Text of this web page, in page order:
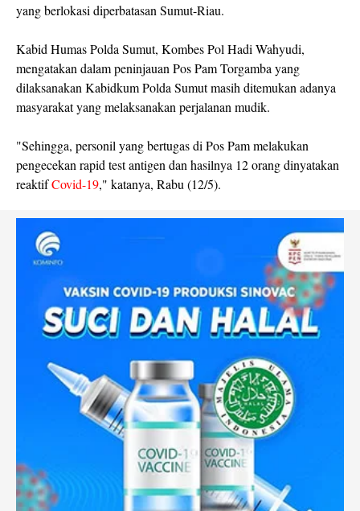
yang berlokasi diperbatasan Sumut-Riau.
Kabid Humas Polda Sumut, Kombes Pol Hadi Wahyudi,
mengatakan dalam peninjauan Pos Pam Torgamba yang
dilaksanakan Kabidkum Polda Sumut masih ditemukan adanya
masyarakat yang melaksanakan perjalanan mudik.
"Sehingga, personil yang bertugas di Pos Pam melakukan
pengecekan rapid test antigen dan hasilnya 12 orang dinyatakan
reaktifCovid-19," katanya, Rabu (12/5).